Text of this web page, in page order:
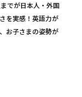
でが日本人・外国
を実感！英語力が
お子さまの姿勢が